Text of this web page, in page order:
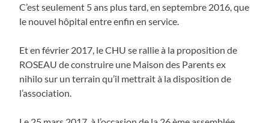
C’est seulement 5 ans plus tard, en septembre 2016, que
le nouvel hôpital entre enfin en service.
Et en février 2017, le CHU se rallie à la proposition de
ROSEAU de construire une Maison des Parents ex
nihilo sur un terrain qu’il mettrait à la disposition de
l’association.